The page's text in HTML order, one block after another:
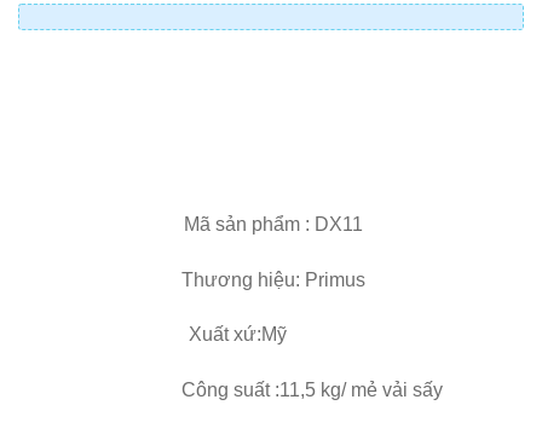
Mã sản phẩm : DX11
Thương hiệu: Primus
Xuất xứ:Mỹ
Công suất :11,5 kg/ mẻ vải sấy